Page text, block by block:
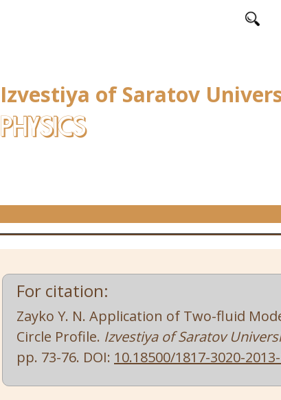
Izvestiya of Saratov
PHYSICS
For citation:
Zayko Y. N. Application of Two-fluid
Circle Profile. Izvestiya of Saratov
pp. 73-76. DOI: 10.18500/1817-3020-